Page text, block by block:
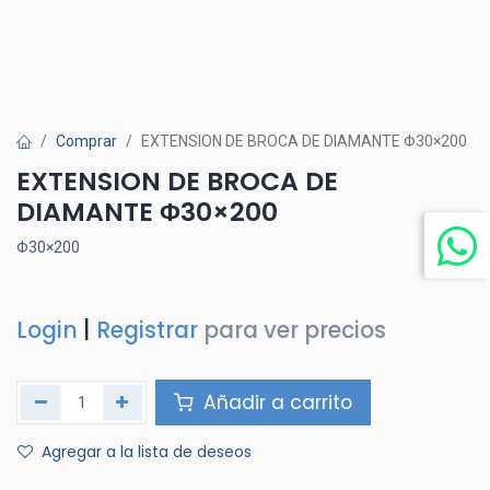
Comprar EXTENSION DE BROCA DE DIAMANTE Φ30×200
EXTENSION DE BROCA DE
DIAMANTE Φ30×200
Φ30×200
Login Registrar para ver precios
Añadir a carrito
Agregar a la lista de deseos